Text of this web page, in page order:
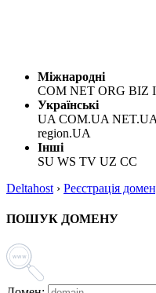
Міжнародні
COM NET ORG BIZ
Українські
UA COM.UA
region.UA
Інші
SU WS TV UZ CC
Deltahost › Реєстрація
ПОШУК ДОМЕНУ